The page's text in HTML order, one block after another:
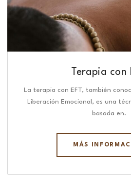
Terapia con
La terapia con EFT, también
Liberación Emocional, es una
basada en.
MÁS